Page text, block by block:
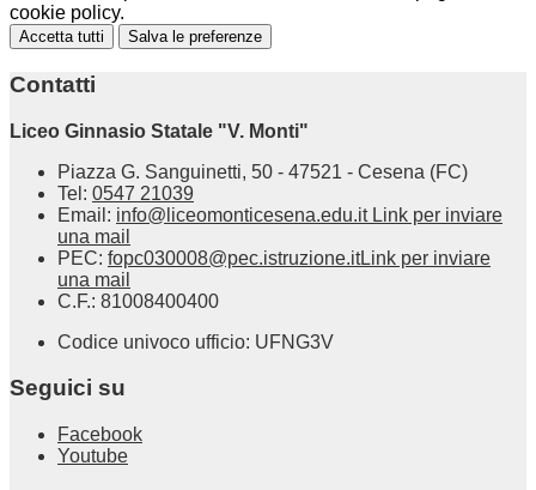
cookie policy.
Accetta tutti Salva le preferenze
Contatti
Liceo Ginnasio Statale "V. Monti"
Piazza G. Sanguinetti, 50 - 47521 - Cesena (FC)
Tel: 0547 21039
Email: info@liceomonticesena.edu.it Link per inviare
una mail
PEC: fopc030008@pec.istruzione.itLink per inviare
una mail
C.F.: 81008400400
Codice univoco ufficio: UFNG3V
Seguici su
Facebook
Youtube